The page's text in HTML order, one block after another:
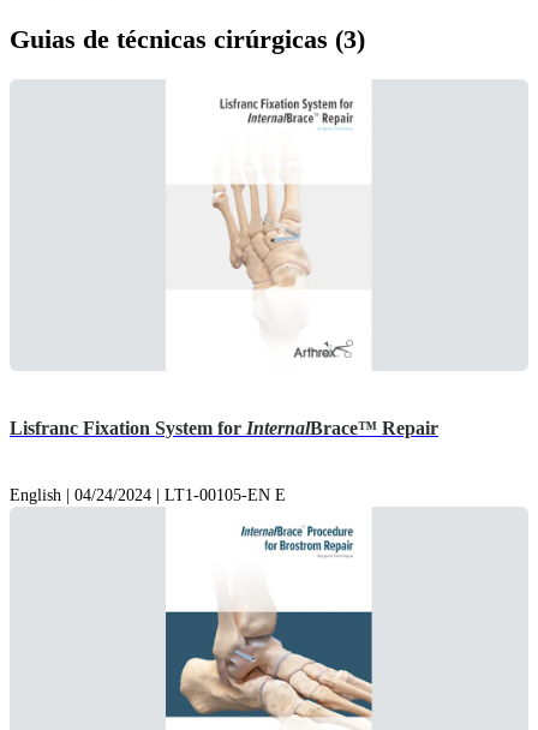
Guias de técnicas cirúrgicas (3)
Lisfranc Fixation System for InternalBrace™ Repair
English | 04/24/2024 | LT1-00105-EN E